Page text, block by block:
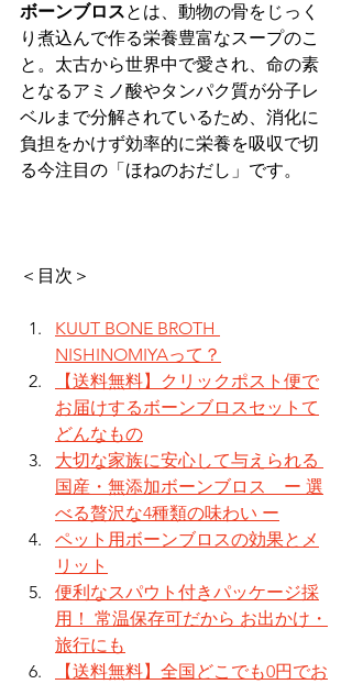
ボーンブロスとは、動物の骨をじっく
り煮込んで作る栄養豊富なスープのこ
と。太古から世界中で愛され、命の素
となるアミノ酸やタンパク質が分子レ
ベルまで分解されているため、消化に
負担をかけず効率的に栄養を吸収で切
る今注目の「ほねのおだし」です。
＜目次＞
KUUT BONE BROTH
NISHINOMIYAって？
【送料無料】クリックポスト便で
お届けするボーンブロスセットて
どんなもの
大切な家族に安心して与えられる
国産・無添加ボーンブロス　ー 選
べる贅沢な4種類の味わい ー
ペット用ボーンブロスの効果とメ
リット
便利なスパウト付きパッケージ採
用！ 常温保存可だから お出かけ・
旅行にも
【送料無料】全国どこでも0円でお